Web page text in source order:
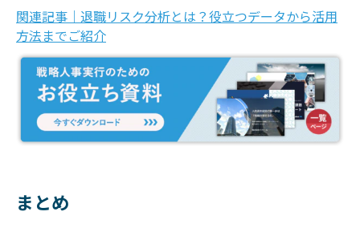
​​​​​​​関連記事｜退職リスク分析とは？役立つデータから活用
方法までご紹介
まとめ